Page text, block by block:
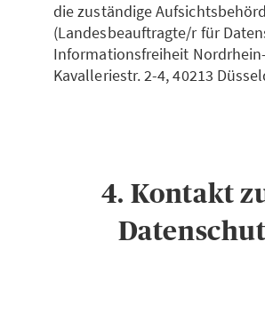
die zuständige
(Landesbeauftragte/r für
Informationsfreiheit
Kavalleriestr. 2-4, 40213
4. Kontakt